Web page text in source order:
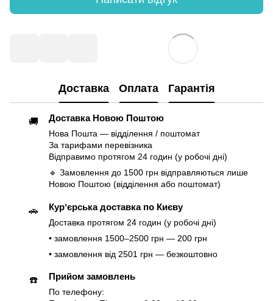
Доставка Оплата Гарантія
🚚 Доставка Новою Поштою
Нова Пошта — відділення / поштомат
За тарифами перевізника
Відправимо протягом 24 годин (у робочі дні)
🔹 Замовлення до 1500 грн відправляються лише
Новою Поштою (відділення або поштомат)
🚗 Курʼєрська доставка по Києву
Доставка протягом 24 годин (у робочі дні)
• замовлення 1500–2500 грн — 200 грн
• замовлення від 2501 грн — безкоштовно
☎️ Прийом замовлень
По телефону: